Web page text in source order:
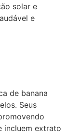
solar e
e
de banana
Seus
incluem extrato